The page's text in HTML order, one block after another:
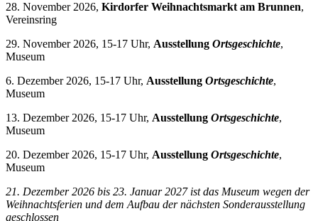
28. November 2026, Kirdorfer Weihnachtsmarkt am Brunnen,
Vereinsring
29. November 2026, 15-17 Uhr, Ausstellung Ortsgeschichte,
Museum
6. Dezember 2026, 15-17 Uhr, Ausstellung Ortsgeschichte,
Museum
13. Dezember 2026, 15-17 Uhr, Ausstellung Ortsgeschichte,
Museum
20. Dezember 2026, 15-17 Uhr, Ausstellung Ortsgeschichte,
Museum
21. Dezember 2026 bis 23. Januar 2027 ist das Museum wegen der
Weihnachtsferien und dem Aufbau der nächsten Sonderausstellung
geschlossen